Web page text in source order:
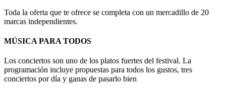
Toda la oferta que te ofrece se completa con un mercadillo de 20
marcas independientes.
MÚSICA PARA TODOS
Los conciertos son uno de los platos fuertes del festival. La
programación incluye propuestas para todos los gustos, tres
conciertos por día y ganas de pasarlo bien